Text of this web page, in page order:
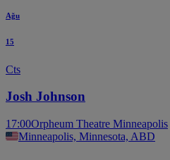
Ağu
15
Cts
Josh Johnson
17:00Orpheum Theatre Minneapolis
Minneapolis, Minnesota, ABD